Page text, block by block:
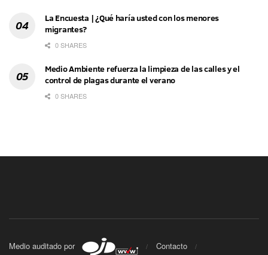
La Encuesta | ¿Qué haría usted con los menores
migrantes?
0 SHARES
Medio Ambiente refuerza la limpieza de las calles y el
control de plagas durante el verano
0 SHARES
Medio auditado por
Contacto